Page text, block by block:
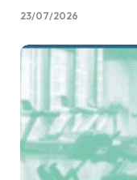
23/07/2026